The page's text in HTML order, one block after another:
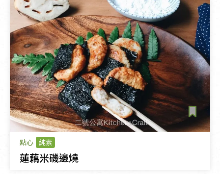
點心 純素
蓮藕米磯邊燒